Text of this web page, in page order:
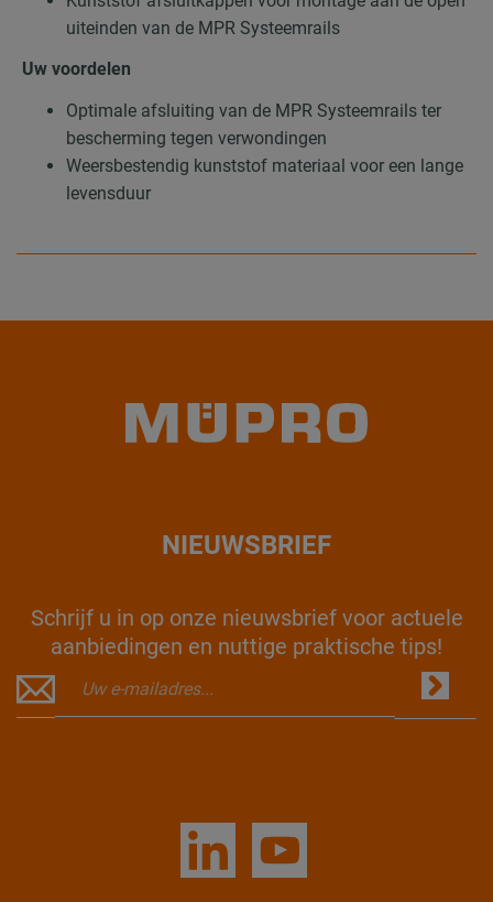
uiteinden van de MPR Systeemrails
Uw voordelen
Optimale afsluiting van de MPR Systeemrails ter
bescherming tegen verwondingen
Weersbestendig kunststof materiaal voor een lange
levensduur
NIEUWSBRIEF
Schrijf u in op onze nieuwsbrief voor actuele
aanbiedingen en nuttige praktische tips!